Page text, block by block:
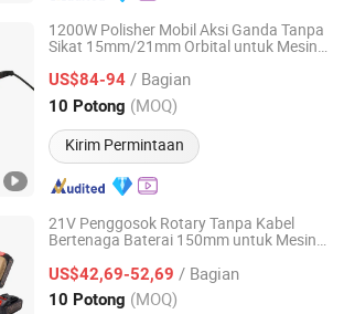
1200W Polisher Mobil Aksi Ganda Tanpa
Sikat 15mm/21mm Orbital untuk Mesin
US$84-94 / Bagian
10 Potong (MOQ)
Kirim Permintaan
Industrial Co., Ltd.
Harga mulai 2010
21V Penggosok Rotary Tanpa Kabel
Bertenaga Baterai 150mm untuk Mesin
US$42,69-52,69 / Bagian
10 Potong (MOQ)
Industrial Co., Ltd.
Harga mulai 2010